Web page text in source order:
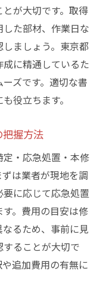
が大切です。取得
た部材、作業日な
ましょう。東京都
に精通しているた
ズです。適切な書
役立ちます。
握方法
・応急処置・本修
は業者が現地を調
に応じて応急処置
。費用の目安は修
るため、事前に見
ることが大切で
追加費用の有無に